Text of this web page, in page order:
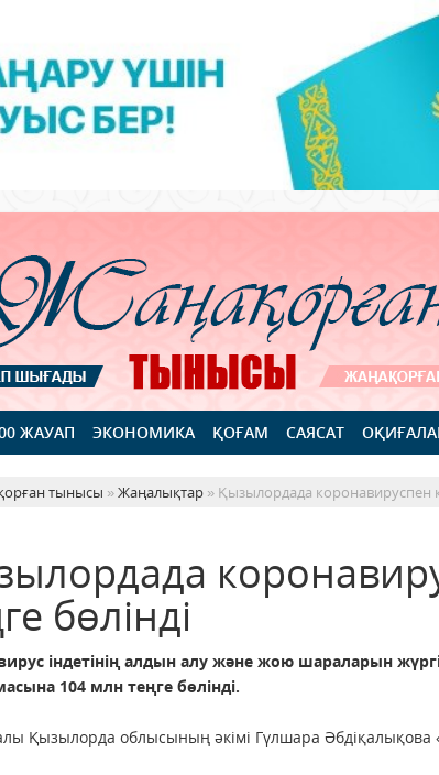
ЖАУАП ЭКОНОМИКА ҚОҒАМ САЯСАТ
тынысы »Жаңалықтар » Қызылордада коронавируспен
бөлінді
індетінің алдын алу және жою шараларын
104 млн теңге бөлінді.
Қызылорда облысының әкімі Гүлшара Әбдіқалықова